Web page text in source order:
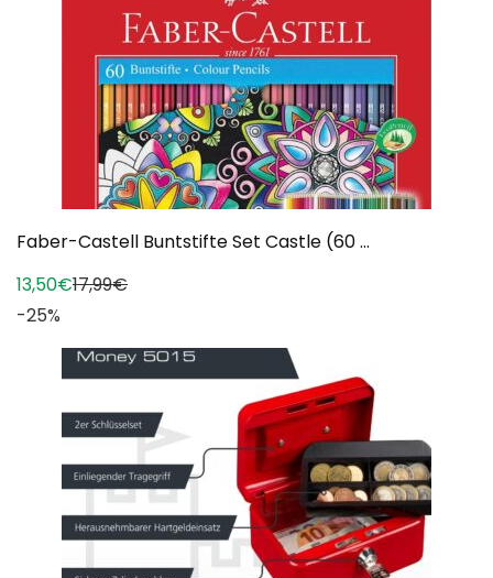
Faber-Castell Buntstifte Set Castle (60 ...
13,50€17,99€
-25%